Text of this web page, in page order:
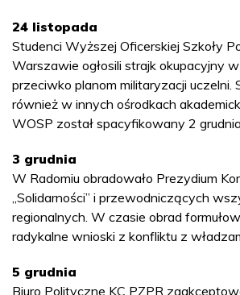
24 listopada
Studenci Wyższej Oficerskiej Szkoły
Warszawie ogłosili strajk okupacyjny
przeciwko planom militaryzacji uczelni.
również w innych ośrodkach
WOSP został spacyfikowany 2 grudnia.
3 grudnia
W Radomiu obradowało Prezydium
„Solidarności” i przewodniczących
regionalnych. W czasie obrad
radykalne wnioski z konfliktu z
5 grudnia
Biuro Polityczne KC PZPR